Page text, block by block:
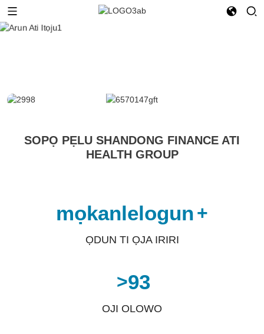
SOPỌ PẸLU SHANDONG FINANCE ATI
HEALTH GROUP
mọkanlelogun+
ỌDUN TI ỌJA IRIRI
>93
OJI OLOWO